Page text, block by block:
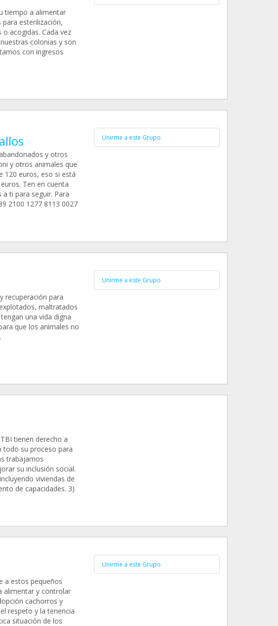
tiempo a alimentar
esterilización,
acogidas. Cada vez
colonias y son
con ingresos
y otros
y otros animales que
120 euros, eso si está
Ten en cuenta
ti para seguir. Para
2100 1277 8113 0027
Unirme a este Grupo
recuperación para
maltratados
una vida digna
que los animales no
Unirme a este Grupo
tienen derecho a
todo su proceso para
trabajamos
su inclusión social.
viviendas de
de capacidades. 3)
a estos pequeños
alimentar y controlar
cachorros y
respeto y la tenencia
situación de los
Unirme a este Grupo